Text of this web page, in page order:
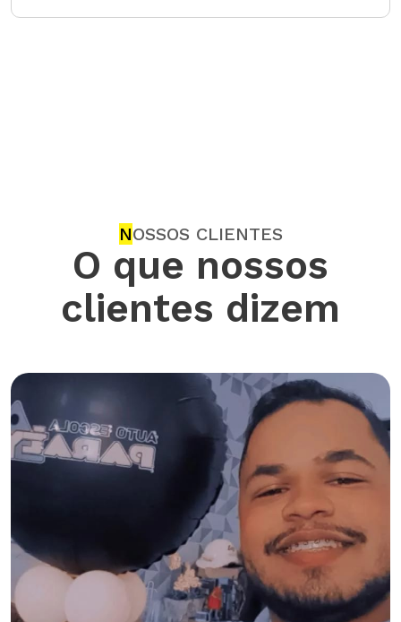
NOSSOS CLIENTES
O que nossos
clientes dizem